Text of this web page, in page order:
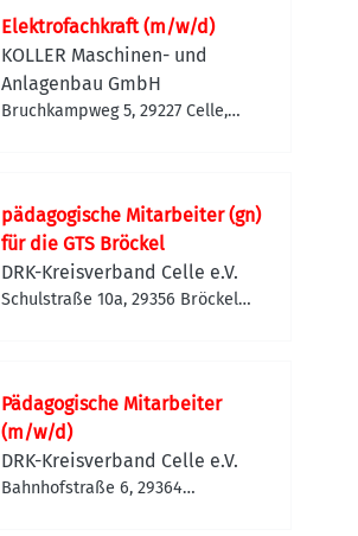
Elektrofachkraft (m/w/d)
KOLLER Maschinen- und
Anlagenbau GmbH
Bruchkampweg 5, 29227 Celle,
pädagogische Mitarbeiter (gn)
für die GTS Bröckel
DRK-Kreisverband Celle e.V.
Schulstraße 10a, 29356 Bröckel,
Pädagogische Mitarbeiter
(m/w/d)
DRK-Kreisverband Celle e.V.
Bahnhofstraße 6, 29364